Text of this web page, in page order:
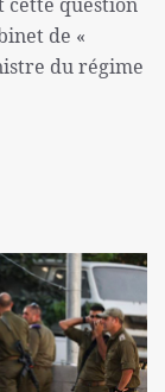
de «
du régime